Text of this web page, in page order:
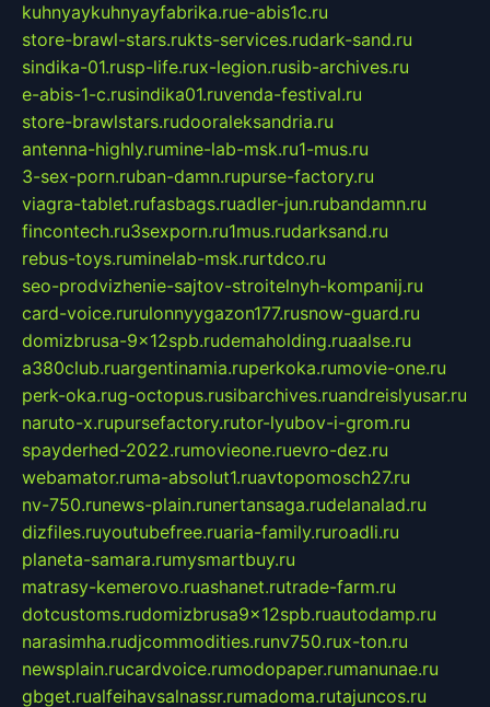
kuhnyaykuhnyayfabrika.rue-abis1c.ru
store-brawl-stars.rukts-services.rudark-sand.ru
sindika-01.rusp-life.rux-legion.rusib-archives.ru
e-abis-1-c.rusindika01.ruvenda-festival.ru
store-brawlstars.rudooraleksandria.ru
antenna-highly.rumine-lab-msk.ru1-mus.ru
3-sex-porn.ruban-damn.rupurse-factory.ru
viagra-tablet.rufasbags.ruadler-jun.rubandamn.ru
fincontech.ru3sexporn.ru1mus.rudarksand.ru
rebus-toys.ruminelab-msk.rurtdco.ru
seo-prodvizhenie-sajtov-stroitelnyh-kompanij.ru
card-voice.rurulonnyygazon177.rusnow-guard.ru
domizbrusa-9x12spb.rudemaholding.ruaalse.ru
a380club.ruargentinamia.ruperkoka.rumovie-one.ru
perk-oka.rug-octopus.rusibarchives.ruandreislyusar.ru
naruto-x.rupursefactory.rutor-lyubov-i-grom.ru
spayderhed-2022.rumovieone.ruevro-dez.ru
webamator.ruma-absolut1.ruavtopomosch27.ru
nv-750.runews-plain.runertansaga.rudelanalad.ru
dizfiles.ruyoutubefree.ruaria-family.ruroadli.ru
planeta-samara.rumysmartbuy.ru
matrasy-kemerovo.ruashanet.rutrade-farm.ru
dotcustoms.rudomizbrusa9x12spb.ruautodamp.ru
narasimha.rudjcommodities.runv750.rux-ton.ru
newsplain.rucardvoice.rumodopaper.rumanunae.ru
gbget.rualfeihavsalnassr.rumadoma.rutajuncos.ru